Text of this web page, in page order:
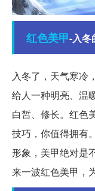
红色美甲-入冬
入冬了，天气寒冷
给人一种明亮、温
白皙、修长。红色
技巧，你值得拥有
形象，美甲绝对是
来一波红色美甲，